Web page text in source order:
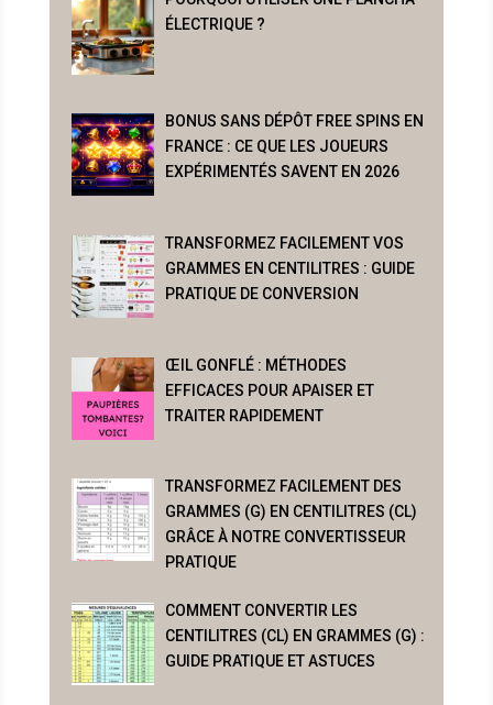
ÉLECTRIQUE ?
BONUS SANS DÉPÔT FREE SPINS EN
FRANCE : CE QUE LES JOUEURS
EXPÉRIMENTÉS SAVENT EN 2026
TRANSFORMEZ FACILEMENT VOS
GRAMMES EN CENTILITRES : GUIDE
PRATIQUE DE CONVERSION
ŒIL GONFLÉ : MÉTHODES
EFFICACES POUR APAISER ET
TRAITER RAPIDEMENT
TRANSFORMEZ FACILEMENT DES
GRAMMES (G) EN CENTILITRES (CL)
GRÂCE À NOTRE CONVERTISSEUR
PRATIQUE
COMMENT CONVERTIR LES
CENTILITRES (CL) EN GRAMMES (G) :
GUIDE PRATIQUE ET ASTUCES